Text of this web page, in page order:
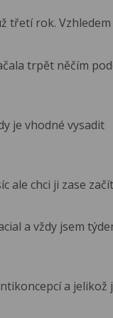
třetí rok. Vzhledem
trpět něčím
je vhodné vysadit
ale chci ji zase
a vždy jsem
a jelikož